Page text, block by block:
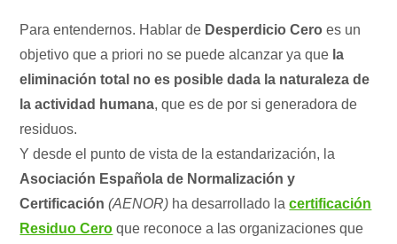
Para entendernos. Hablar de Desperdicio Cero es un
objetivo que a priori no se puede alcanzar ya que la
eliminación total no es posible dada la naturaleza de
la actividad humana, que es de por si generadora de
residuos.
Y desde el punto de vista de la estandarización, la
Asociación Española de Normalización y
Certificación (AENOR) ha desarrollado lacertificación
Residuo Cero que reconoce a las organizaciones que